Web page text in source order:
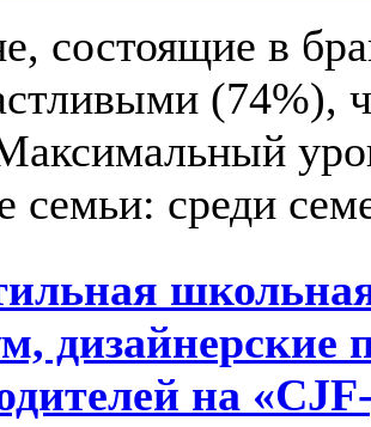
состоящие в
(74%),
семьи: среди
дизайнерские
на